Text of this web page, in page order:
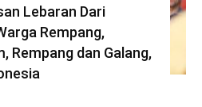
Lebaran Dari
Rempang,
Rempang dan Galang,